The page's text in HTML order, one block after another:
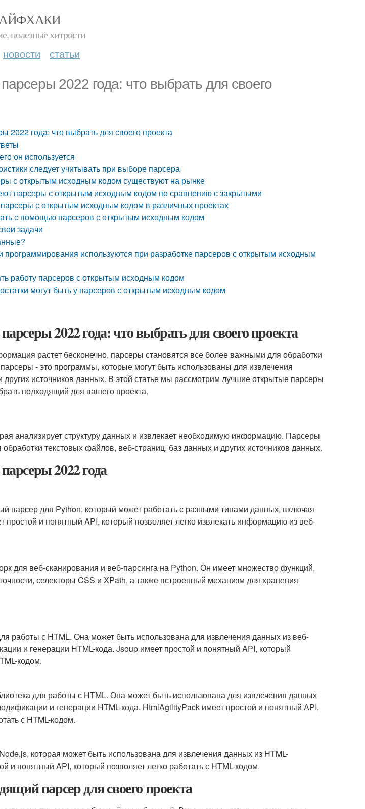
полезные хитрости
новости статьи
2022 года: что выбрать для своего
2022 года: что выбрать для своего проекта
он используется
следует учитывать при выборе парсера
с открытым исходным кодом существуют на рынке
парсеры с открытым исходным кодом по сравнению с закрытыми
с открытым исходным кодом в различных проектах
с помощью парсеров с открытым исходным кодом
задачи
программирования используются при разработке парсеров с открытым исходным
работу парсеров с открытым исходным кодом
могут быть у парсеров с открытым исходным кодом
2022 года: что выбрать для своего проекта
растет бесконечно, парсеры становятся все более важными для обработки
- это программы, которые могут быть использованы для извлечения
источников данных. В этой статье мы рассмотрим лучшие открытые парсеры
подходящий для вашего проекта.
анализирует структуру данных и извлекает необходимую информацию. Парсеры
текстовых файлов, веб-страниц, баз данных и других источников данных.
2022 года
парсер для Python, который может работать с разными типами данных, включая
простой и понятный API, который позволяет легко извлекать информацию из веб-
для веб-сканирования и веб-парсинга на Python. Он имеет множество функций,
селекторы CSS и XPath, а также встроенный механизм для хранения
работы с HTML. Она может быть использована для извлечения данных из веб-
и генерации HTML-кода. Jsoup имеет простой и понятный API, который
кодом.
для работы с HTML. Она может быть использована для извлечения данных
и генерации HTML-кода. HtmlAgilityPack имеет простой и понятный API,
с HTML-кодом.
которая может быть использована для извлечения данных из HTML-
и понятный API, который позволяет легко работать с HTML-кодом.
парсер для своего проекта